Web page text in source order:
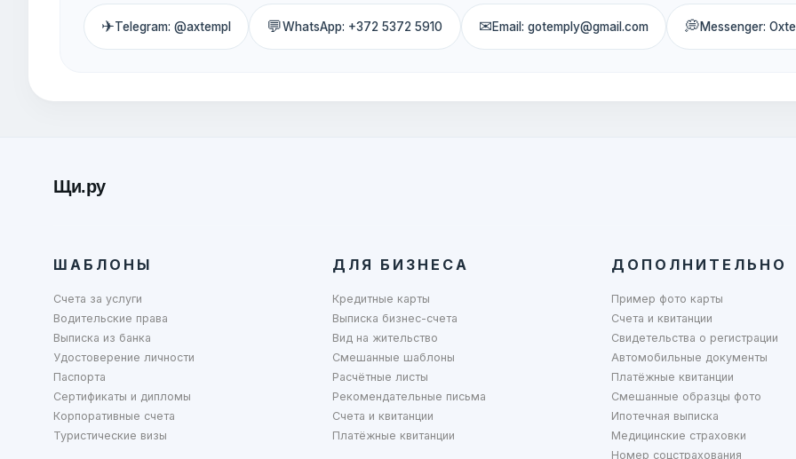
✈Telegram: @axtempl 💬WhatsApp: +372 5372 5910 ✉Email: gotemply@gmail.com 💭Messenger:
Щи.ру
ШАБЛОНЫ
Счета за услуги
Водительские права
Выписка из банка
Удостоверение личности
Паспорта
Сертификаты и дипломы
Корпоративные счета
Туристические визы
ДЛЯ БИЗНЕСА
Кредитные карты
Выписка бизнес-счета
Вид на жительство
Смешанные шаблоны
Расчётные листы
Рекомендательные письма
Счета и квитанции
Платёжные квитанции
ДОПОЛНИТЕЛЬНО
Пример фото карты
Счета и квитанции
Свидетельства о регистрации
Автомобильные документы
Платёжные квитанции
Смешанные образцы фото
Ипотечная выписка
Медицинские страховки
Номер соцстрахования